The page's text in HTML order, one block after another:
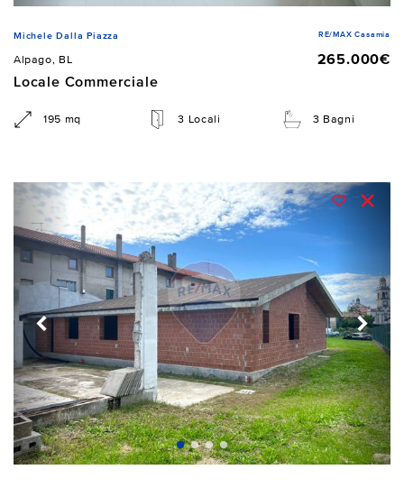
Michele Dalla Piazza RE/MAX Casamia
Alpago, BL
265.000€
Locale Commerciale
195 mq 3 Locali 3 Bagni